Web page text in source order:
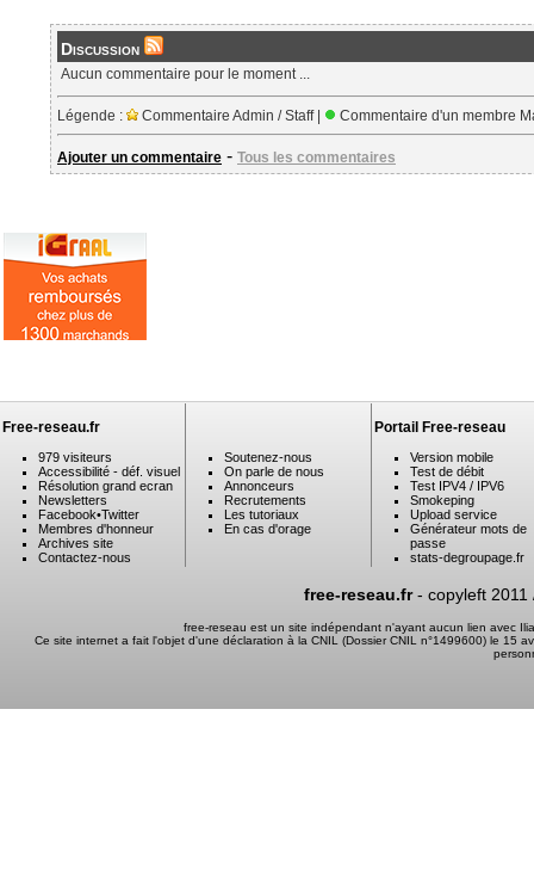
Discussion
Aucun commentaire pour le moment ...
Légende : Commentaire Admin / Staff | Commentaire d'un membre
Ajouter un commentaire - Tous les commentaires
Free-reseau.fr
979 visiteurs
Accessibilité - déf. visuel
Résolution grand ecran
Newsletters
Facebook•Twitter
Membres d'honneur
Archives site
Contactez-nous
Soutenez-nous
On parle de nous
Annonceurs
Recrutements
Les tutoriaux
En cas d'orage
Portail Free-reseau
Version mobile
Test de débit
Test IPV4 / IPV6
Smokeping
Upload service
Générateur mots de
passe
stats-degroupage.fr
free-reseau.fr- copyleft 2011
free-reseau est un site indépendant n'ayant aucun lien avec
Ce site internet a fait l'objet d'une déclaration à la CNIL (Dossier CNIL n°1499600) le 15